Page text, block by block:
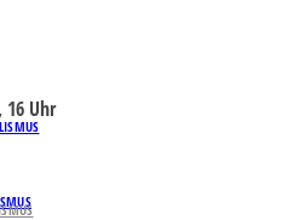
16 Uhr